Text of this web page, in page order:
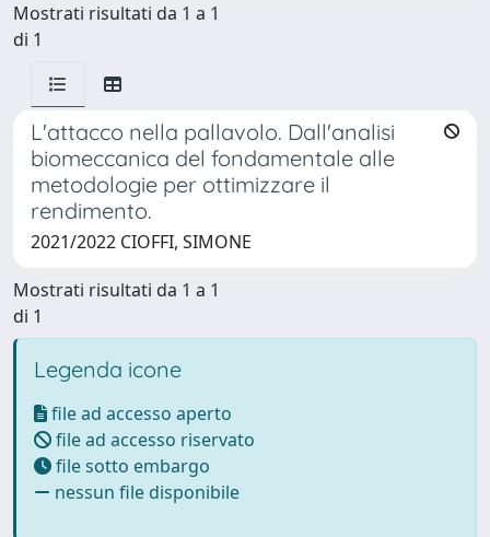
Mostrati risultati da 1 a 1
di 1
L'attacco nella pallavolo. Dall'analisi
biomeccanica del fondamentale alle
metodologie per ottimizzare il
rendimento.
2021/2022 CIOFFI, SIMONE
Mostrati risultati da 1 a 1
di 1
Legenda icone
file ad accesso aperto
file ad accesso riservato
file sotto embargo
nessun file disponibile